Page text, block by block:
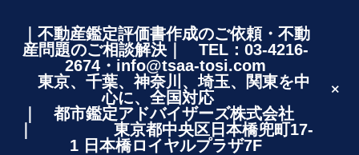
｜不動産鑑定評価書作成のご依頼・不動
産問題のご相談解決｜ TEL：03-4216-
2674・info@tsaa-tosi.com
東京、千葉、神奈川、埼玉、関東を中
心に、全国対応
｜ 都市鑑定アドバイザーズ株式会社
｜ 東京都中央区日本橋兜町17-
1 日本橋ロイヤルプラザ7F